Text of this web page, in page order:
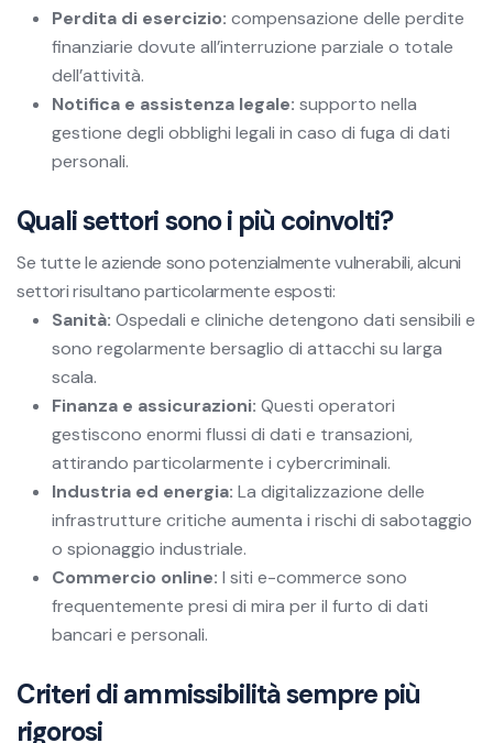
Perdita di esercizio: compensazione delle perdite
finanziarie dovute all’interruzione parziale o totale
dell’attività.
Notifica e assistenza legale: supporto nella
gestione degli obblighi legali in caso di fuga di dati
personali.
Quali settori sono i più coinvolti?
Se tutte le aziende sono potenzialmente vulnerabili, alcuni
settori risultano particolarmente esposti:
Sanità: Ospedali e cliniche detengono dati sensibili e
sono regolarmente bersaglio di attacchi su larga
scala.
Finanza e assicurazioni: Questi operatori
gestiscono enormi flussi di dati e transazioni,
attirando particolarmente i cybercriminali.
Industria ed energia: La digitalizzazione delle
infrastrutture critiche aumenta i rischi di sabotaggio
o spionaggio industriale.
Commercio online: I siti e-commerce sono
frequentemente presi di mira per il furto di dati
bancari e personali.
Criteri di ammissibilità sempre più
rigorosi